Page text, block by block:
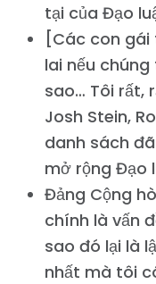
tại của Đạo
[Các con
lai nếu
sao… Tôi rất,
Josh Stein,
danh sách
mở rộng Đạo
Đảng Cộng
chính là vấn
sao đó lại là
nhất mà tôi